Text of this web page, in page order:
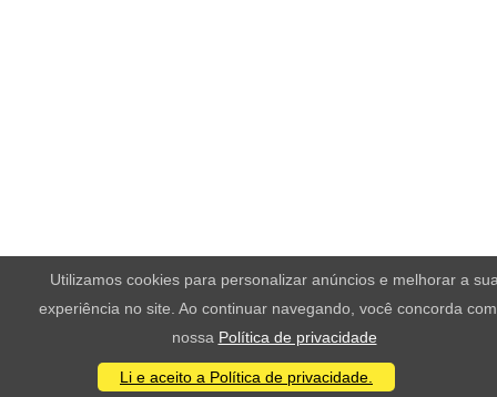
Utilizamos cookies para personalizar anúncios e melhorar a
experiência no site. Ao continuar navegando, você concorda
nossa Política de privacidade
Li e aceito a Política de privacidade.